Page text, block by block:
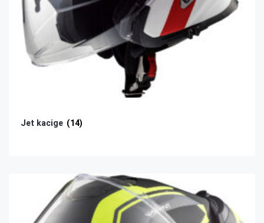
Jet kacige (14)